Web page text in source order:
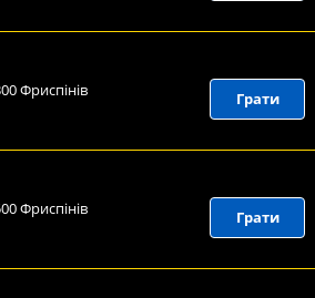
Фриспінів Грати
Фриспінів Грати